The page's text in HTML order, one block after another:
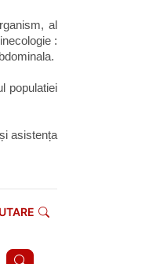
al
:
populatiei
asistența